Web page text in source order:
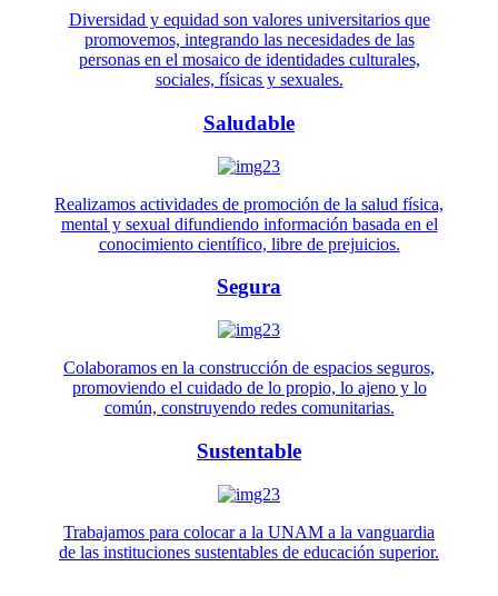
Diversidad y equidad son valores universitarios que
promovemos, integrando las necesidades de las
personas en el mosaico de identidades culturales,
sociales, físicas y sexuales.
Saludable
Realizamos actividades de promoción de la salud física,
mental y sexual difundiendo información basada en el
conocimiento científico, libre de prejuicios.
Segura
Colaboramos en la construcción de espacios seguros,
promoviendo el cuidado de lo propio, lo ajeno y lo
común, construyendo redes comunitarias.
Sustentable
Trabajamos para colocar a la UNAM a la vanguardia
de las instituciones sustentables de educación superior.